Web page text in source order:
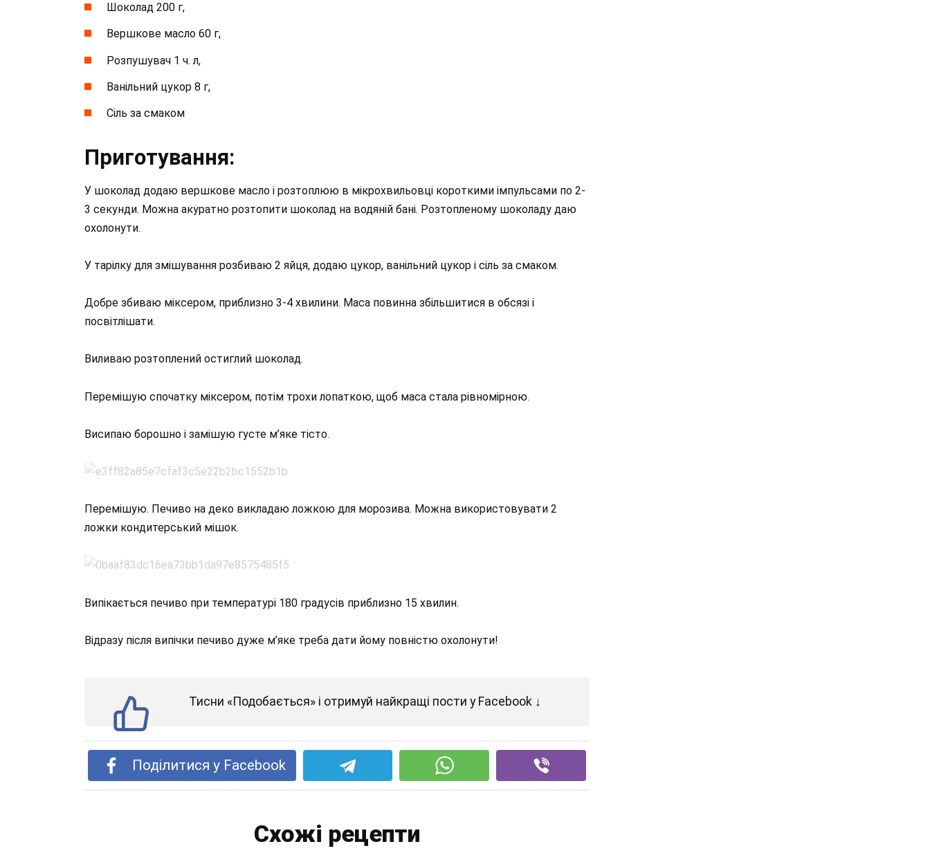
Шоколад 200 г,
Вершкове масло 60 г,
Розпушувач 1 ч. л,
Ванільний цукор 8 г,
Сіль за смаком
Приготування:
У шоколад додаю вершкове масло і розтоплюю в мікрохвильовці короткими імпульсами по 2-
3 секунди. Можна акуратно розтопити шоколад на водяній бані. Розтопленому шоколаду даю
охолонути.
У тарілку для змішування розбиваю 2 яйця, додаю цукор, ванільний цукор і сіль за смаком.
Добре збиваю міксером, приблизно 3-4 хвилини. Маса повинна збільшитися в обсязі і
посвітлішати.
Виливаю розтоплений остиглий шоколад.
Перемішую спочатку міксером, потім трохи лопаткою, щоб маса стала рівномірною.
Висипаю борошно і замішую густе м’яке тісто.
Перемішую. Печиво на деко викладаю ложкою для морозива. Можна використовувати 2
ложки кондитерський мішок.
Випікається печиво при температурі 180 градусів приблизно 15 хвилин.
Відразу після випічки печиво дуже м’яке треба дати йому повністю охолонути!
Тисни «Подобається» і отримуй найкращі пости у Facebook ↓
Поділитися у Facebook
Схожі рецепти